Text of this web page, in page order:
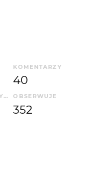
KOMENTARZY
40
OBSERWUJĄCYCH OBSERWUJE
352